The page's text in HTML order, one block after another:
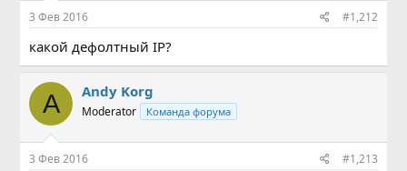
3 Фев 2016 #1,212
какой дефолтный IP?
A Andy Korg
Moderator Команда форума
3 Фев 2016 #1,213